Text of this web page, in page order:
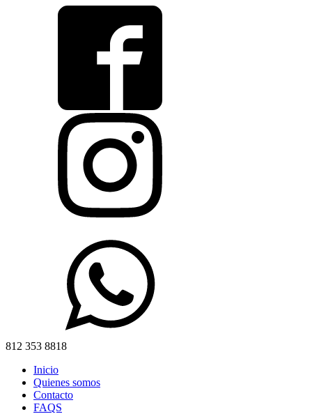
812 353 8818
Inicio
Quienes somos
Contacto
FAQS